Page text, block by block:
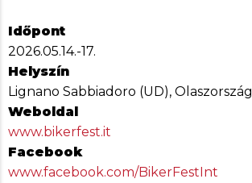
Időpont
2026.05.14.-17.
Helyszín
Lignano Sabbiadoro (UD), Olaszország
Weboldal
www.bikerfest.it
Facebook
www.facebook.com/BikerFestInt